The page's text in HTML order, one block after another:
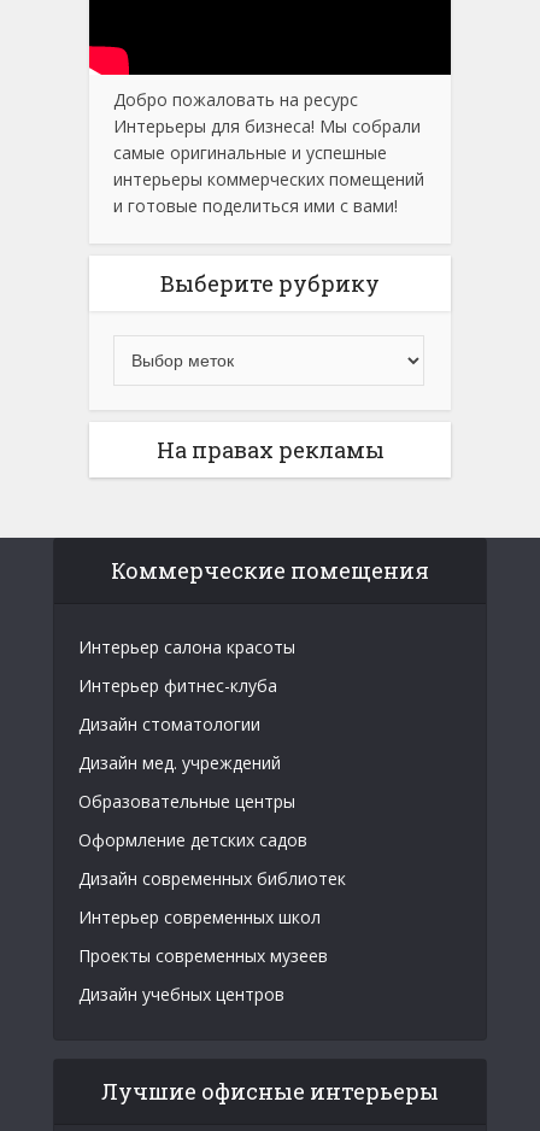
Добро пожаловать на ресурс
Интерьеры для бизнеса! Мы собрали
самые оригинальные и успешные
интерьеры коммерческих помещений
и готовые поделиться ими с вами!
Выберите рубрику
На правах рекламы
Коммерческие помещения
Интерьер салона красоты
Интерьер фитнес-клуба
Дизайн стоматологии
Дизайн мед. учреждений
Образовательные центры
Оформление детских садов
Дизайн современных библиотек
Интерьер современных школ
Проекты современных музеев
Дизайн учебных центров
Лучшие офисные интерьеры